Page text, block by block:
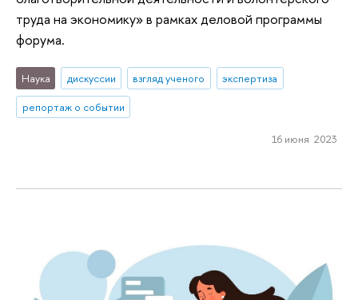
труда на экономику» в рамках деловой программы
форума.
Наука дискуссии взгляд ученого
экспертиза
репортаж о событии
16 июня 2023